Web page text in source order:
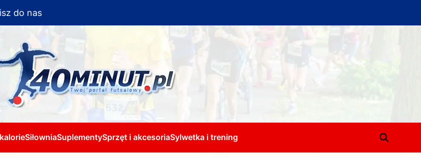
do nas
SiłowniaSuplementySprzęt i akcesoriaSylwetka i trening